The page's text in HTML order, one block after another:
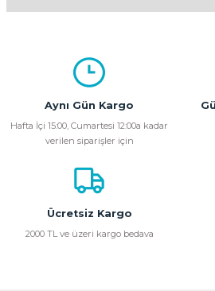
kullanarak tarafımıza iletebilirsiniz.
Görüş ve önerileriniz için teşekkür
Ürün açıklamasında eksik bilgiler
Ürün bilgilerinde hatalar bulunuyor.
Ürün fiyatı diğer sitelerden daha pahalı.
Bu ürüne benzer farklı alternatifler
Aynı Gün Kargo
Hafta İçi 15:00, Cumartesi 12:00a kadar
verilen siparişler için
Ücretsiz Kargo
2000 TL ve üzeri kargo bedava